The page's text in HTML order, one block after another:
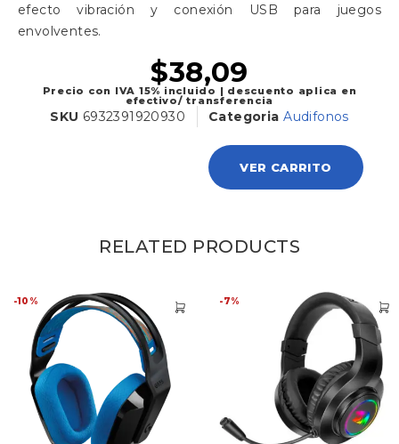
efecto vibración y conexión USB para juegos
envolventes.
$38,09
Precio con IVA 15% incluido | descuento aplica en
efectivo/ transferencia
SKU 6932391920930 Categoria Audifonos
VER CARRITO
RELATED PRODUCTS
-10% -7%